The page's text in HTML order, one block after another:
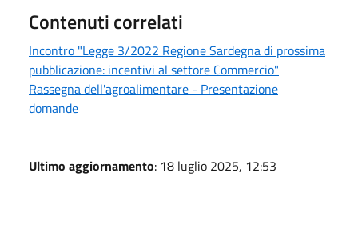
Contenuti correlati
Incontro "Legge 3/2022 Regione Sardegna di prossima
pubblicazione: incentivi al settore Commercio"
Rassegna dell'agroalimentare - Presentazione
domande
Ultimo aggiornamento: 18 luglio 2025, 12:53